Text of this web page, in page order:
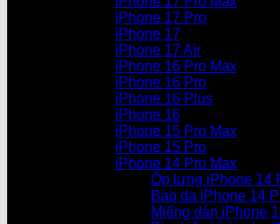
iPhone 17 Pro
iPhone 17
iPhone 17 Air
iPhone 16 Pro Max
iPhone 16 Pro
iPhone 16 Plus
iPhone 16
iPhone 15 Pro Max
iPhone 15 Pro
iPhone 14 Pro Max
Ốp lưng iPhone 14
Bao da iPhone 14
Miếng dán iPhone